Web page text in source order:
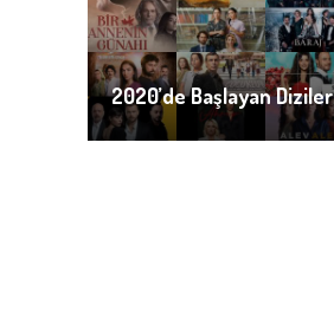
2020’de Başlayan Diziler